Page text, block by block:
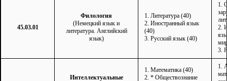
45.03.01
Филология
(Немецкий язык и
литература. Английский
язык)
1. Литература (40)
2. Иностранный язык
(40)
3. Русский язык (40)
1.
2.
3.
Интеллектуальные
1. Математика (40)
2. * Обществознание
1.